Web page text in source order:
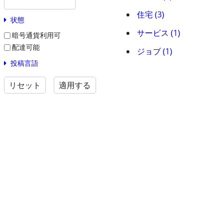
状態
暗号通貨利用可
配達可能
投稿言語
リセット 適用する
住宅 (3)
サービス (1)
ジョブ (1)